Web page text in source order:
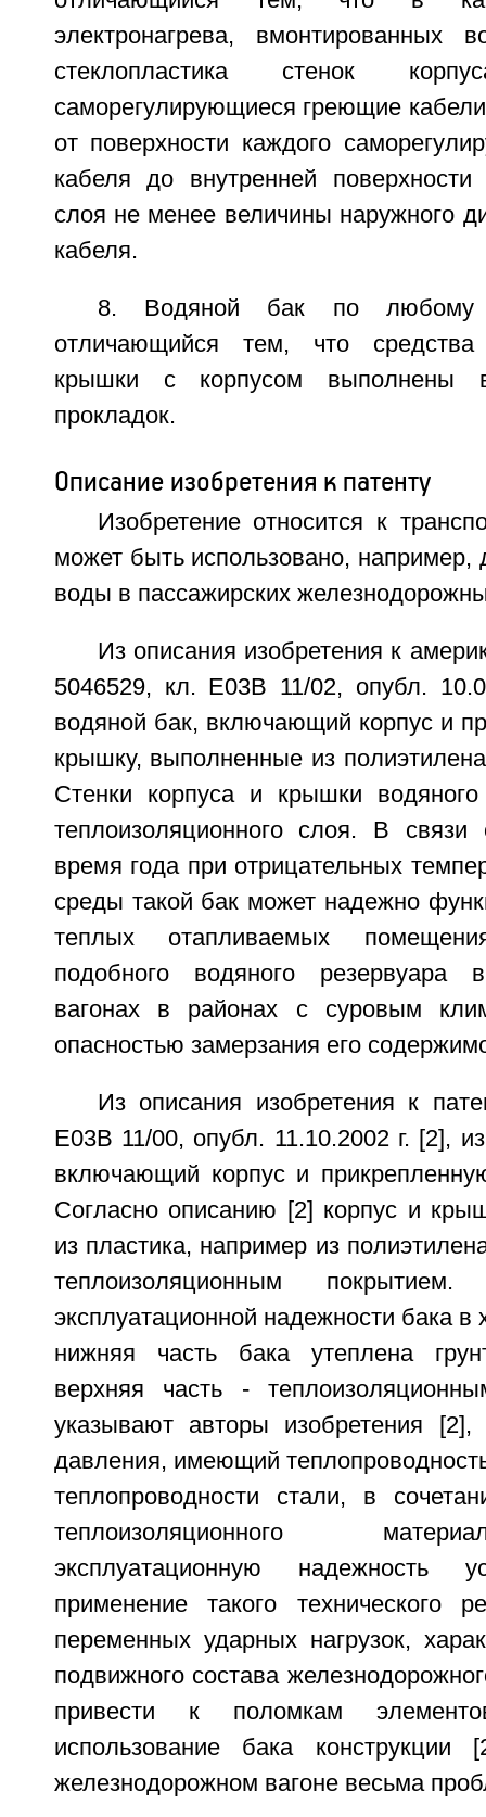
электронагрева, вмонтированных
стеклопластика стенок
саморегулирующиеся греющие
от поверхности каждого
кабеля до внутренней поверхности
слоя не менее величины наружного
кабеля.
8. Водяной бак по
отличающийся тем, что средства
крышки с корпусом выполнены
прокладок.
Описание изобретения к патенту
Изобретение относится к
может быть использовано, например,
воды в пассажирских
Из описания изобретения к
5046529, кл. Е03В 11/02, опубл.
водяной бак, включающий корпус и
крышку, выполненные из
Стенки корпуса и крышки
теплоизоляционного слоя. В
время года при отрицательных
среды такой бак может надежно
теплых отапливаемых
подобного водяного резервуара
вагонах в районах с суровым
опасностью замерзания его
Из описания изобретения к
Е03В 11/00, опубл. 11.10.2002 г. [2],
включающий корпус и
Согласно описанию [2] корпус и
из пластика, например из
теплоизоляционным
эксплуатационной надежности бака в
нижняя часть бака утеплена
верхняя часть -
указывают авторы изобретения [2],
давления, имеющий
теплопроводности стали, в
теплоизоляционного
эксплуатационную надежность
применение такого технического
переменных ударных нагрузок,
подвижного состава
привести к поломкам
использование бака конструкции
железнодорожном вагоне весьма